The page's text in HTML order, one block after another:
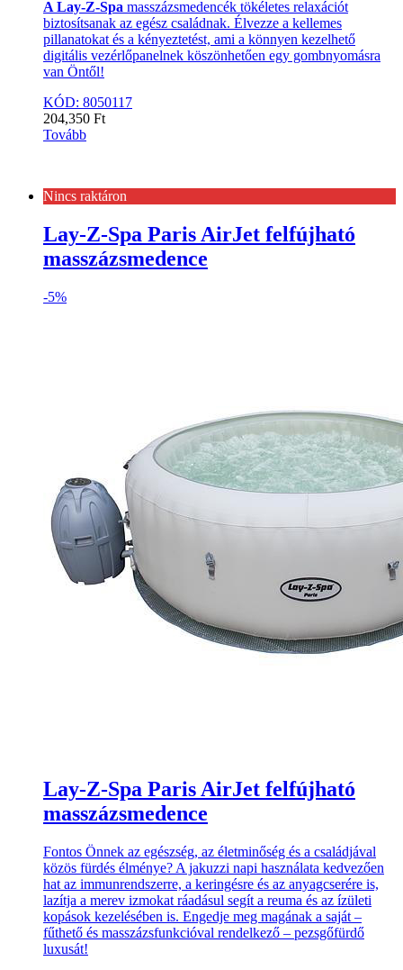
A Lay-Z-Spa masszázsmedencék tökéletes relaxációt
biztosítsanak az egész családnak. Élvezze a kellemes
pillanatokat és a kényeztetést, ami a könnyen kezelhető
digitális vezérlőpanelnek köszönhetően egy gombnyomásra
van Öntől!
KÓD: 8050117
204,350 Ft
Tovább
Nincs raktáron
Lay-Z-Spa Paris AirJet felfújható
masszázsmedence
-5%
Lay-Z-Spa Paris AirJet felfújható
masszázsmedence
Fontos Önnek az egészség, az életminőség és a családjával
közös fürdés élménye? A jakuzzi napi használata kedvezően
hat az immunrendszerre, a keringésre és az anyagcserére is,
lazítja a merev izmokat ráadásul segít a reuma és az ízületi
kopások kezelésében is. Engedje meg magának a saját –
fűthető és masszázsfunkcióval rendelkező – pezsgőfürdő
luxusát!